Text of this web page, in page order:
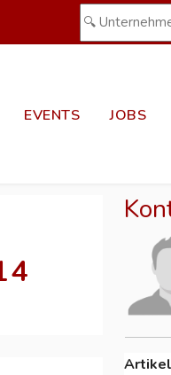
EVENTS JOBS